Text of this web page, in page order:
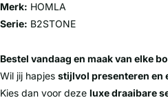
Merk: HOMLA
Serie: B2STONE
Bestel vandaag en maak van elke
Wil jij hapjes stijlvol presenteren en
Kies dan voor deze luxe draaibare